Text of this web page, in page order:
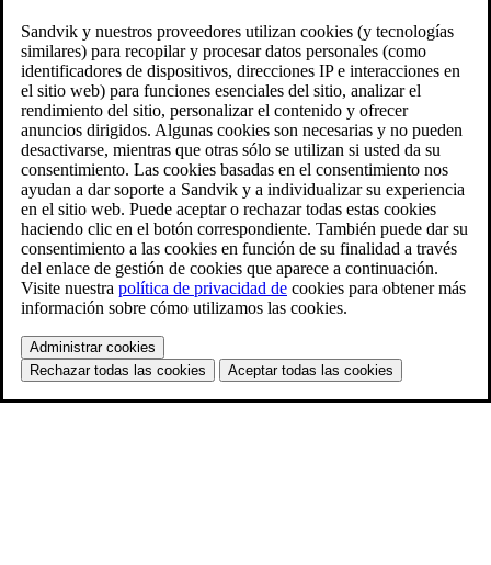
Sandvik y nuestros proveedores utilizan cookies (y tecnologías
similares) para recopilar y procesar datos personales (como
identificadores de dispositivos, direcciones IP e interacciones en
el sitio web) para funciones esenciales del sitio, analizar el
rendimiento del sitio, personalizar el contenido y ofrecer
anuncios dirigidos. Algunas cookies son necesarias y no pueden
desactivarse, mientras que otras sólo se utilizan si usted da su
consentimiento. Las cookies basadas en el consentimiento nos
ayudan a dar soporte a Sandvik y a individualizar su experiencia
en el sitio web. Puede aceptar o rechazar todas estas cookies
haciendo clic en el botón correspondiente. También puede dar su
consentimiento a las cookies en función de su finalidad a través
del enlace de gestión de cookies que aparece a continuación.
Visite nuestra política de privacidad de cookies para obtener más
información sobre cómo utilizamos las cookies.
Administrar cookies
Rechazar todas las cookies
Aceptar todas las cookies